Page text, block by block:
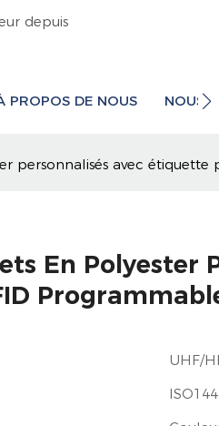
depuis
PROPOS DE NOUS NOUS
personnalisés avec
En Polyester
UHF/